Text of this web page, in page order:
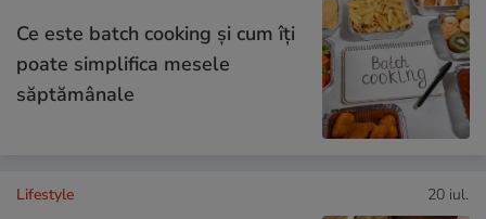
Ce este batch cooking și cum îți
poate simplifica mesele
săptămânale
Lifestyle 20 iul.